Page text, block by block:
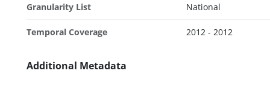
Granularity List National
Temporal Coverage 2012 - 2012
Additional Metadata